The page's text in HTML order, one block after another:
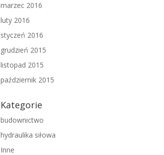
marzec 2016
luty 2016
styczeń 2016
grudzień 2015
listopad 2015
październik 2015
Kategorie
budownictwo
hydraulika siłowa
Inne